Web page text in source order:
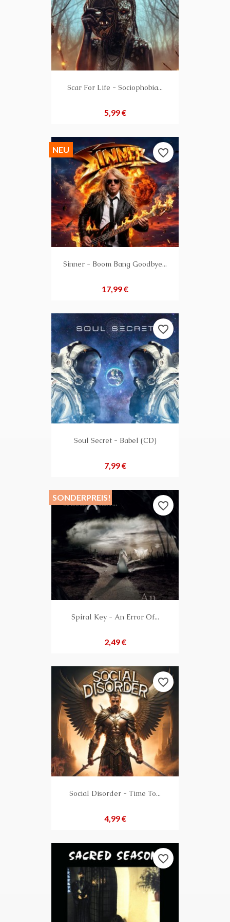
Scar For Life - Sociophobia...
Preis
5,99 €
Sinner - Boom Bang Goodbye...
Preis
17,99 €
NEU favorite_border
Soul Secret - Babel (CD)
Preis
7,99 €
favorite_border
Spiral Key - An Error Of...
Preis
2,49 €
SONDERPREIS!
favorite_border
Social Disorder - Time To...
Preis
4,99 €
favorite_border
favorite_border